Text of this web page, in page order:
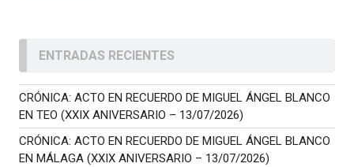
ENTRADAS RECIENTES
CRÓNICA: ACTO EN RECUERDO DE MIGUEL ÁNGEL BLANCO
EN TEO (XXIX ANIVERSARIO – 13/07/2026)
CRÓNICA: ACTO EN RECUERDO DE MIGUEL ÁNGEL BLANCO
EN MÁLAGA (XXIX ANIVERSARIO – 13/07/2026)